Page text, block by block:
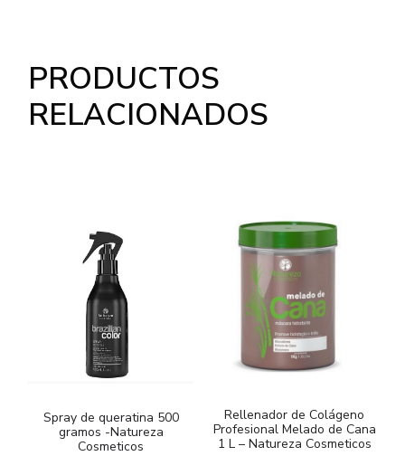
PRODUCTOS
RELACIONADOS
Spray de queratina 500
gramos -Natureza
Cosmeticos
Rellenador de Colágeno
Profesional Melado de Cana
1 L – Natureza Cosmeticos